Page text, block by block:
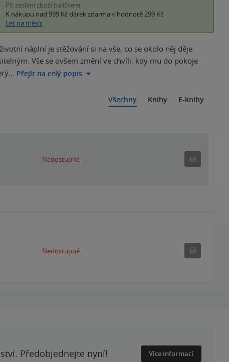
Při zaslání zboží balíčkem
K nákupu nad 999 Kč dárek zdarma v hodnotě 299 Kč
Let na měsíc
náplní je stěžování si na vše, co se okolo něj děje.
Vše se ovšem změní ve chvíli, kdy mu do pokoje
Přejít na celý popis
Všechny Knihy E-knihy
Nedostupné
Nedostupné Nedostupné
Předobjednejte nyní! Více informací